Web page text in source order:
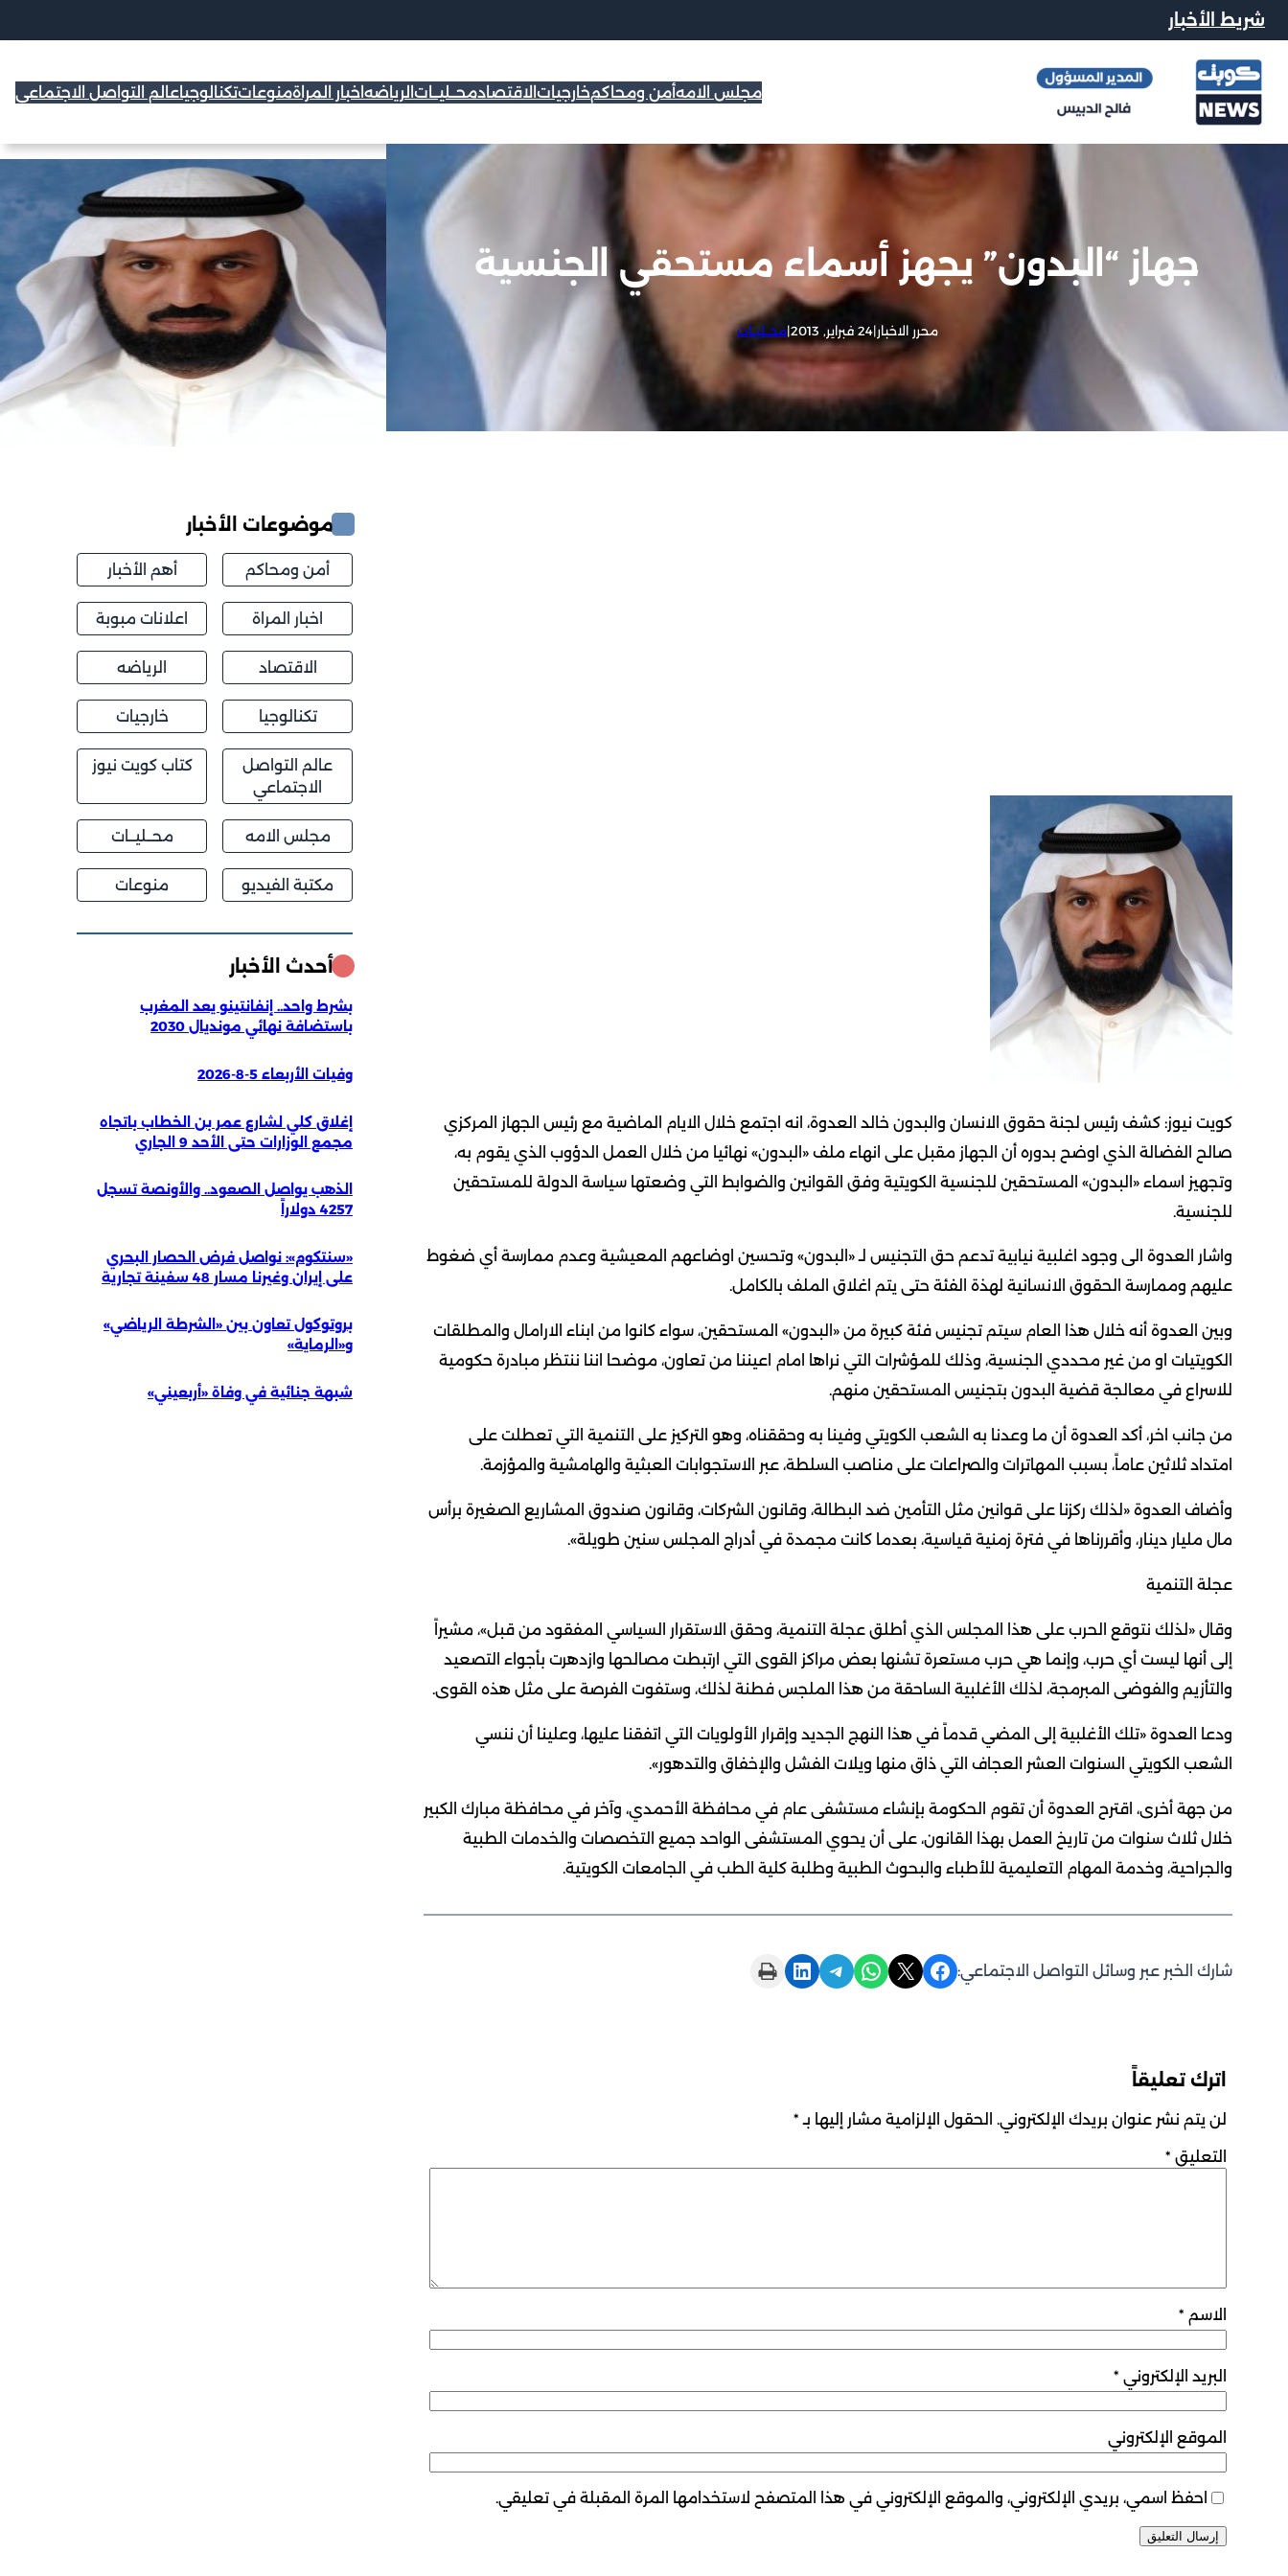
شريط الأخبار
مجلس الامهأمن ومحاكمخارجيات الاقتصادمحــليــات الرياضه اخبار المراةمنوعاتتكنالوجياعالم التواصل الاجتماعي
جهاز “البدون” يجهز أسماء مستحقي الجنسية
محرر الاخبار|24 فبراير, 2013 |محــليــات
كويت نيوز: كشف رئيس لجنة حقوق الانسان والبدون خالد العدوة، انه اجتمع خلال الايام الماضية مع رئيس الجهاز المركزي
صالح الفضالة الذي اوضح بدوره أن الجهاز مقبل على انهاء ملف «البدون» نهائيا من خلال العمل الدؤوب الذي يقوم به،
وتجهيز اسماء «البدون» المستحقين للجنسية الكويتية وفق القوانين والضوابط التي وضعتها سياسة الدولة للمستحقين
للجنسية.
واشار العدوة الى وجود اغلبية نيابية تدعم حق التجنيس لـ «البدون» وتحسين اوضاعهم المعيشية وعدم ممارسة أي ضغوط
عليهم وممارسة الحقوق الانسانية لهذة الفئة حتى يتم اغلاق الملف بالكامل.
وبين العدوة أنه خلال هذا العام سيتم تجنيس فئة كبيرة من «البدون» المستحقين، سواء كانوا من ابناء الارامال والمطلقات
الكويتيات او من غير محددي الجنسية، وذلك للمؤشرات التي نراها امام اعيننا من تعاون، موضحا اننا ننتظر مبادرة حكومية
للاسراع في معالجة قضية البدون بتجنيس المستحقين منهم.
من جانب اخر، أكد العدوة أن ما وعدنا به الشعب الكويتي وفينا به وحققناه، وهو التركيز على التنمية التي تعطلت على
امتداد ثلاثين عاماً، بسبب المهاترات والصراعات على مناصب السلطة، عبر الاستجوابات العبثية والهامشية والمؤزمة.
وأضاف العدوة «لذلك ركزنا على قوانين مثل التأمين ضد البطالة، وقانون الشركات، وقانون صندوق المشاريع الصغيرة برأس
مال مليار دينار، وأقررناها في فترة زمنية قياسية، بعدما كانت مجمدة في أدراج المجلس سنين طويلة».
عجلة التنمية
وقال «لذلك نتوقع الحرب على هذا المجلس الذي أطلق عجلة التنمية، وحقق الاستقرار السياسي المفقود من قبل»، مشيراً
إلى أنها ليست أي حرب، وإنما هي حرب مستعرة تشنها بعض مراكز القوى التي ارتبطت مصالحها وازدهرت بأجواء التصعيد
والتأزيم والفوضى المبرمجة، لذلك الأغلبية الساحقة من هذا الملجس فطنة لذلك، وستفوت الفرصة على مثل هذه القوى.
ودعا العدوة «تلك الأغلبية إلى المضي قدماً في هذا النهج الجديد وإقرار الأولويات التي اتفقنا عليها، وعلينا أن ننسي
الشعب الكويتي السنوات العشر العجاف التي ذاق منها ويلات الفشل والإخفاق والتدهور».
من جهة أخرى، اقترح العدوة أن تقوم الحكومة بإنشاء مستشفى عام في محافظة الأحمدي، وآخر في محافظة مبارك الكبير
خلال ثلاث سنوات من تاريخ العمل بهذا القانون، على أن يحوي المستشفى الواحد جميع التخصصات والخدمات الطبية
والجراحية، وخدمة المهام التعليمية للأطباء والبحوث الطبية وطلبة كلية الطب في الجامعات الكويتية.
شارك الخبر عبر وسائل التواصل الاجتماعي: Share on Facebook
Share on X
Share on WhatsApp
Share on Telegram
Share on LinkedIn
Print this Page
اترك تعليقاً
لن يتم نشر عنوان بريدك الإلكتروني. الحقول الإلزامية مشار إليها بـ *
التعليق *
الاسم *
البريد الإلكتروني *
الموقع الإلكتروني
احفظ اسمي، بريدي الإلكتروني، والموقع الإلكتروني في هذا المتصفح لاستخدامها المرة المقبلة في تعليقي.
موضوعات الأخبار
أمن ومحاكم أهم الأخبار
اخبار المراة اعلانات مبوبة
الاقتصاد الرياضه
تكنالوجيا خارجيات
عالم التواصل
الاجتماعي
كتاب كويت نيوز
مجلس الامه محــليــات
مكتبة الفيديو منوعات
أحدث الأخبار
بشرط واحد.. إنفانتينو يعد المغرب
باستضافة نهائي مونديال 2030
وفيات الأربعاء 5-8-2026
إغلاق كلي لشارع عمر بن الخطاب باتجاه
مجمع الوزارات حتى الأحد 9 الجاري
الذهب يواصل الصعود.. والأونصة تسجل
4257 دولاراً
«سنتكوم»: نواصل فرض الحصار البحري
على إيران وغيرنا مسار 48 سفينة تجارية
بروتوكول تعاون بين «الشرطة الرياضي»
و«الرماية»
شبهة جنائية في وفاة «أربعيني»